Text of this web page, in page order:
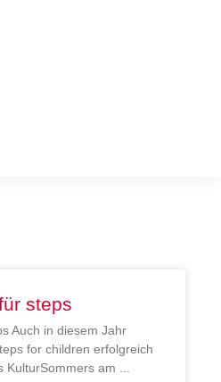
steps
Auch in diesem Jahr
for children erfolgreich
KulturSommers am